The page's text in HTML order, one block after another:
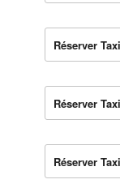
Réserver
Réserver
Réserver